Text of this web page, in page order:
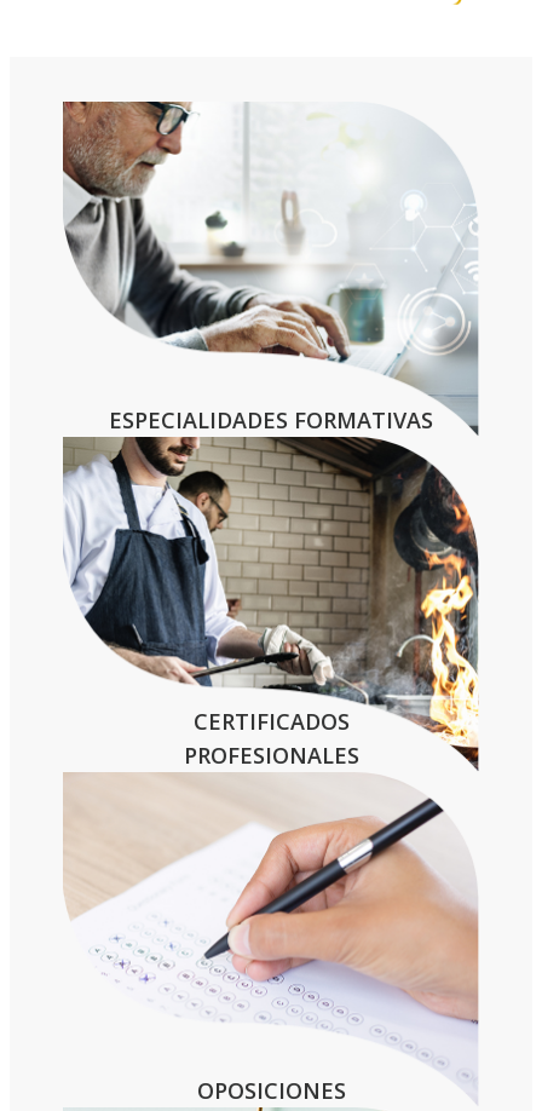
– Título de Graduado en Educación
Secundaria Obligatoria (ESO) o equivalente
– Título Profesional Básico (FP Básica)
– Certificado de profesionalidad de nivel 2
– Título de Técnico (FP Grado medio) o
equivalente
ESPECIALIDADES FORMATIVAS
CERTIFICADOS
PROFESIONALES
OPOSICIONES